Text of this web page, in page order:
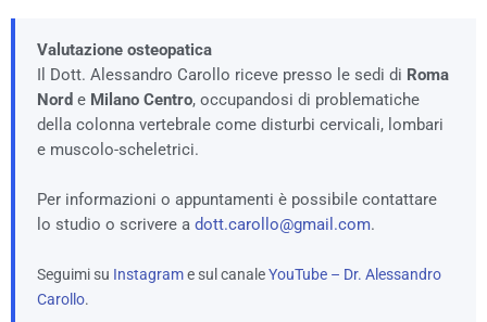
Valutazione osteopatica
Il Dott. Alessandro Carollo riceve presso le sedi di Roma
Nord e Milano Centro, occupandosi di problematiche
della colonna vertebrale come disturbi cervicali, lombari
e muscolo-scheletrici.
Per informazioni o appuntamenti è possibile contattare
lo studio o scrivere a dott.carollo@gmail.com.
Seguimi su Instagrame sul canaleYouTube – Dr. Alessandro
Carollo.